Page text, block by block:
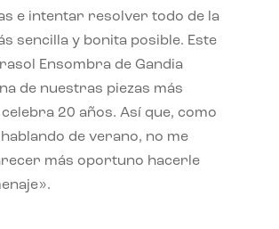
e intentar resolver todo de la
sencilla y bonita posible. Este
Ensombra de Gandia
de nuestras piezas más
20 años. Así que, como
de verano, no me
más oportuno hacerle